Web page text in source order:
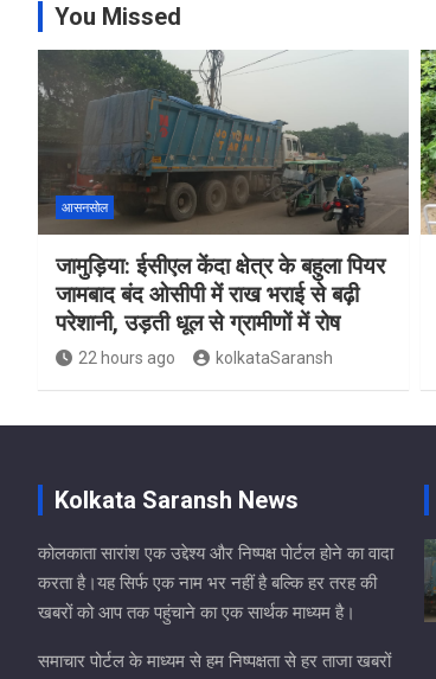
You Missed
आसनसोल
जामुड़िया: ईसीएल केंदा क्षेत्र के बहुला पियर
जामबाद बंद ओसीपी में राख भराई से बढ़ी
परेशानी, उड़ती धूल से ग्रामीणों में रोष
22 hours ago kolkataSaransh
Kolkata Saransh News
कोलकाता सारांश एक उद्देश्य और निष्पक्ष पोर्टल होने का वादा
करता है।यह सिर्फ एक नाम भर नहीं है बल्कि हर तरह की
खबरों को आप तक पहुंचाने का एक सार्थक माध्यम है।
समाचार पोर्टल के माध्यम से हम निष्पक्षता से हर ताजा खबरों